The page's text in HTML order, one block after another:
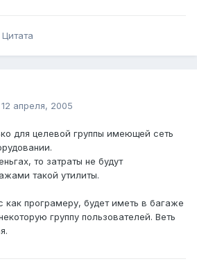
Цитата
12 апреля, 2005
для целевой группы имеющей сеть
то затраты не будут
такой утилиты.
програмеру, будет иметь в багаже
группу пользователей. Веть